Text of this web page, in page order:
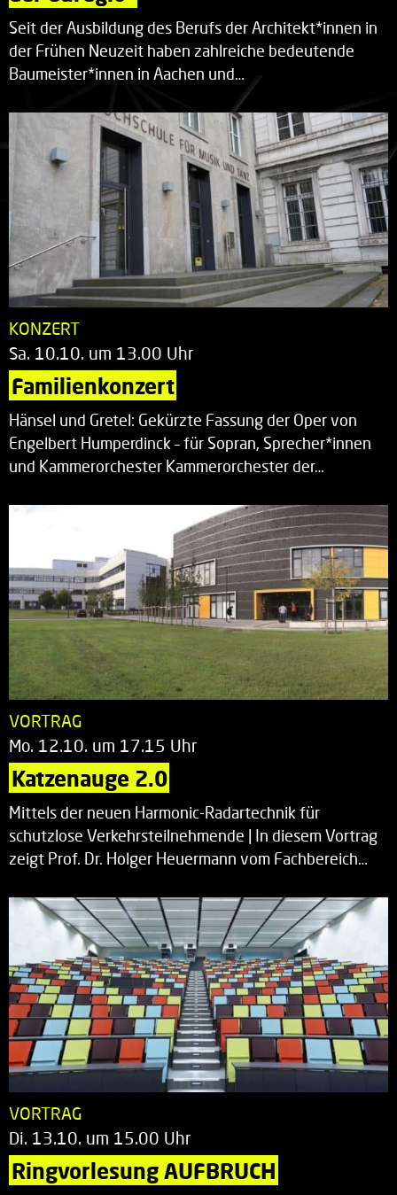
Seit der Ausbildung des Berufs der Architekt*innen in
der Frühen Neuzeit haben zahlreiche bedeutende
Baumeister*innen in Aachen und…
KONZERT
Sa. 10.10. um 13.00 Uhr
Familienkonzert
Hänsel und Gretel: Gekürzte Fassung der Oper von
Engelbert Humperdinck – für Sopran, Sprecher*innen
und Kammerorchester Kammerorchester der…
VORTRAG
Mo. 12.10. um 17.15 Uhr
Katzenauge 2.0
Mittels der neuen Harmonic-Radartechnik für
schutzlose Verkehrsteilnehmende | In diesem Vortrag
zeigt Prof. Dr. Holger Heuermann vom Fachbereich…
VORTRAG
Di. 13.10. um 15.00 Uhr
Ringvorlesung AUFBRUCH